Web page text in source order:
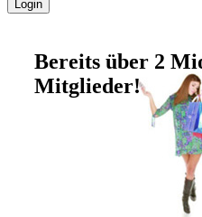
Bereits über 2
Mitglieder!